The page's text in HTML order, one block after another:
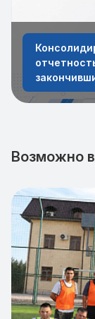
годов
Возможно